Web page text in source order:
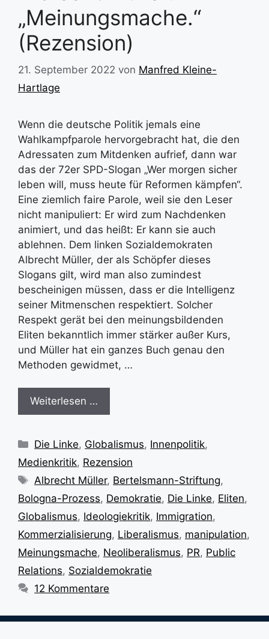
„Meinungsmache.“
(Rezension)
21. September 2022 von Manfred Kleine-
Hartlage
Wenn die deutsche Politik jemals eine
Wahlkampfparole hervorgebracht hat, die den
Adressaten zum Mitdenken aufrief, dann war
das der 72er SPD-Slogan „Wer morgen sicher
leben will, muss heute für Reformen kämpfen“.
Eine ziemlich faire Parole, weil sie den Leser
nicht manipuliert: Er wird zum Nachdenken
animiert, und das heißt: Er kann sie auch
ablehnen. Dem linken Sozialdemokraten
Albrecht Müller, der als Schöpfer dieses
Slogans gilt, wird man also zumindest
bescheinigen müssen, dass er die Intelligenz
seiner Mitmenschen respektiert. Solcher
Respekt gerät bei den meinungsbildenden
Eliten bekanntlich immer stärker außer Kurs,
und Müller hat ein ganzes Buch genau den
Methoden gewidmet, …
Weiterlesen …
Kategorien
Die Linke, Globalismus, Innenpolitik,
Medienkritik, Rezension
Schlagwörter
Albrecht Müller, Bertelsmann-Striftung,
Bologna-Prozess, Demokratie, Die Linke, Eliten,
Globalismus, Ideologiekritik, Immigration,
Kommerzialisierung, Liberalismus, manipulation,
Meinungsmache, Neoliberalismus, PR, Public
Relations, Sozialdemokratie
12 Kommentare